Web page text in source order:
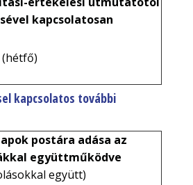
kapcsolatosan
kapcsolatos további
postára adása az
együttműködve
együtt)